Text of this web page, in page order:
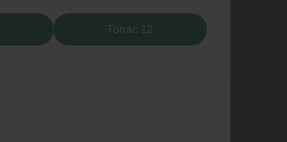
Топас 12